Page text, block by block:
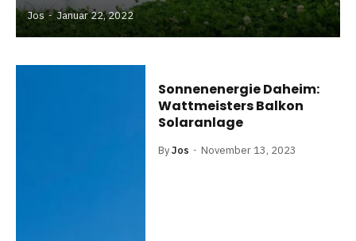
Jos Januar 22, 2022
Sonnenenergie Daheim:
Wattmeisters Balkon
Solaranlage
ByJos November 13, 2023